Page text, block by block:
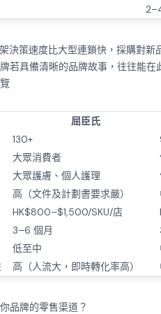
決策速度比大型連鎖快，採購對新
若具備清晰的品牌故事，往往能在
屈臣氏
130+
大眾消費者
大眾護膚、個人護理
高（文件及計劃書要求嚴）
HK$800–$1,500/SKU/店
3–6 個月
低至中
高（人流大，即時轉化率高）
品牌的零售渠道？